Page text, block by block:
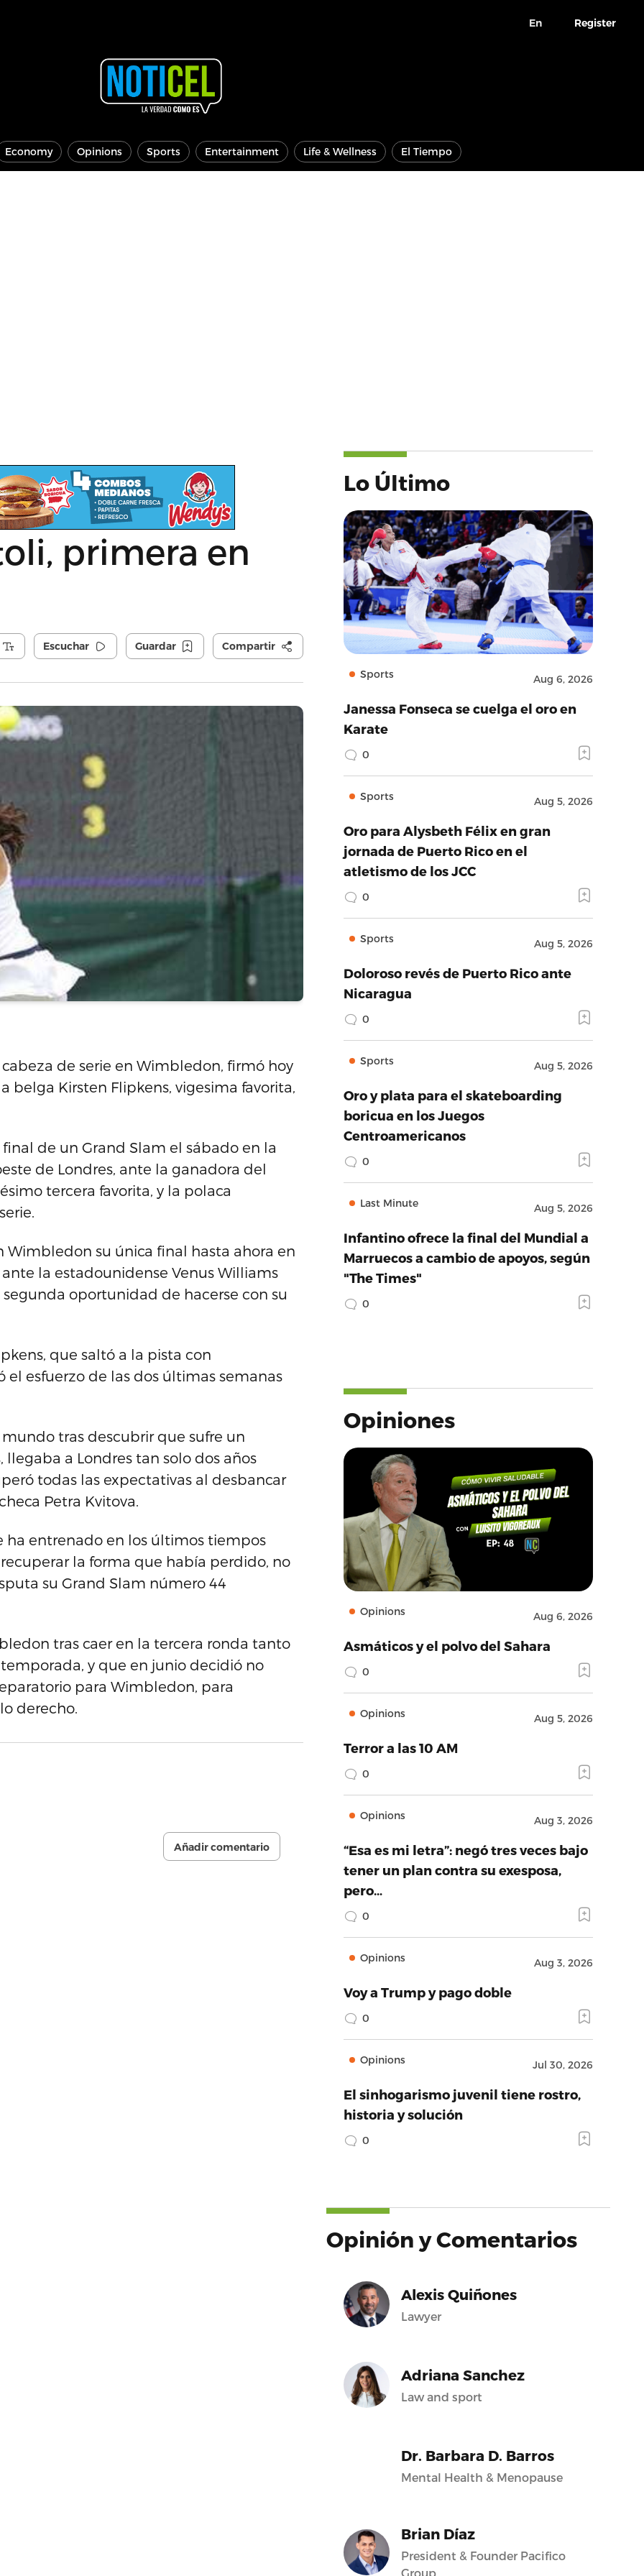
En Register
Economy Opinions Sports Entertainment Life & Wellness El Tiempo
primera en
Escuchar Guardar Compartir
de serie en Wimbledon, firmó hoy
belga Kirsten Flipkens, vigesima favorita,
de un Grand Slam el sábado en la
de Londres, ante la ganadora del
tercera favorita, y la polaca
Wimbledon su única final hasta ahora en
la estadounidense Venus Williams
oportunidad de hacerse con su
que saltó a la pista con
esfuerzo de las dos últimas semanas
mundo tras descubrir que sufre un
a Londres tan solo dos años
todas las expectativas al desbancar
Petra Kvitova.
ha entrenado en los últimos tiempos
la forma que había perdido, no
su Grand Slam número 44
tras caer en la tercera ronda tanto
y que en junio decidió no
para Wimbledon, para
derecho.
Añadir comentario
Lo Último
Sports Aug 6, 2026
Janessa Fonseca se cuelga el oro en
Karate
0
Sports Aug 5, 2026
Oro para Alysbeth Félix en gran
jornada de Puerto Rico en el
atletismo de los JCC
0
Sports Aug 5, 2026
Doloroso revés de Puerto Rico ante
Nicaragua
0
Sports Aug 5, 2026
Oro y plata para el skateboarding
boricua en los Juegos
Centroamericanos
0
Last Minute Aug 5, 2026
Infantino ofrece la final del Mundial a
Marruecos a cambio de apoyos, según
"The Times"
0
Opiniones
Opinions Aug 6, 2026
Asmáticos y el polvo del Sahara
0
Opinions Aug 5, 2026
Terror a las 10 AM
0
Opinions Aug 3, 2026
“Esa es mi letra”: negó tres veces bajo
tener un plan contra su exesposa,
pero…
0
Opinions Aug 3, 2026
Voy a Trump y pago doble
0
Opinions Jul 30, 2026
El sinhogarismo juvenil tiene rostro,
historia y solución
0
Opinión y Comentarios
Alexis Quiñones
Lawyer
Adriana Sanchez
Law and sport
Dr. Barbara D. Barros
Mental Health & Menopause
Brian Díaz
President & Founder Pacifico
Group